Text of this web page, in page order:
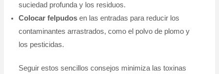
suciedad profunda y los residuos.
Colocar felpudosen las entradas para reducir los
contaminantes arrastrados, como el polvo de plomo y
los pesticidas.
Seguir estos sencillos consejos minimiza las toxinas